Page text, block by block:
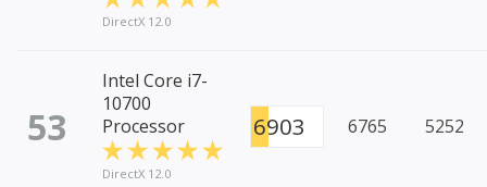
DirectX 12.0
53
Intel Core i7-
10700
Processor
DirectX 12.0
6903 6765 5252